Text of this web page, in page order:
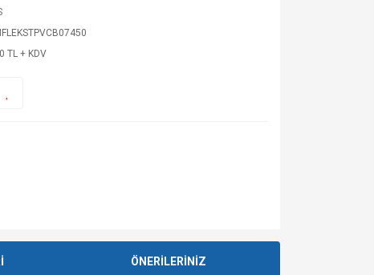
TL + KDV
ÖNERİLERİNİZ